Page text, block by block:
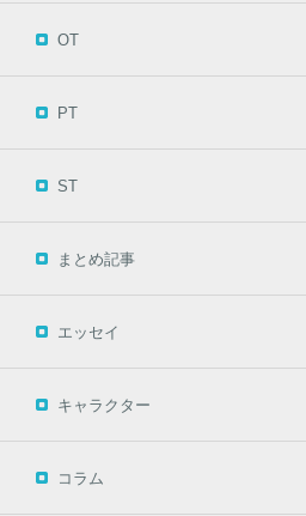
OT
PT
ST
まとめ記事
エッセイ
キャラクター
コラム